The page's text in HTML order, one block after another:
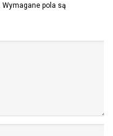
Wymagane pola są